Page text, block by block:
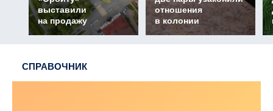
выставили
на продажу
отношения
в колонии
СПРАВОЧНИК